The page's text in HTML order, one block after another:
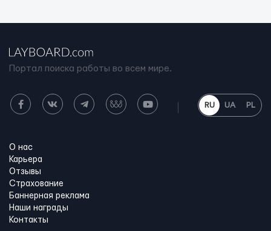
Портал поиска работы во всем мире.
RU UA PL
О нас
Карьера
Отзывы
Страхование
Баннерная реклама
Наши награды
Контакты